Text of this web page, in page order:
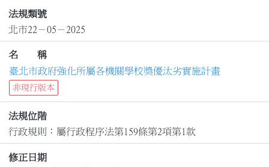
法規類號
北市22－05－2025
名 稱
臺北市政府強化所屬各機關學校獎優汰劣實施計畫
非現行版本
法規位階
行政規則：屬行政程序法第159條第2項第1款
修正日期